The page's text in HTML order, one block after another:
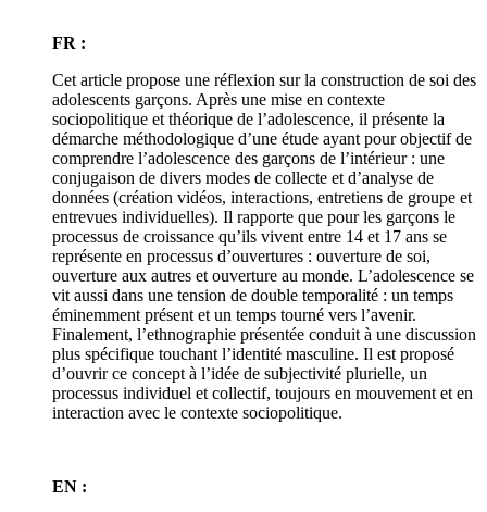
FR :
Cet article propose une réflexion sur la construction de soi des
adolescents garçons. Après une mise en contexte
sociopolitique et théorique de l’adolescence, il présente la
démarche méthodologique d’une étude ayant pour objectif de
comprendre l’adolescence des garçons de l’intérieur : une
conjugaison de divers modes de collecte et d’analyse de
données (création vidéos, interactions, entretiens de groupe et
entrevues individuelles). Il rapporte que pour les garçons le
processus de croissance qu’ils vivent entre 14 et 17 ans se
représente en processus d’ouvertures : ouverture de soi,
ouverture aux autres et ouverture au monde. L’adolescence se
vit aussi dans une tension de double temporalité : un temps
éminemment présent et un temps tourné vers l’avenir.
Finalement, l’ethnographie présentée conduit à une discussion
plus spécifique touchant l’identité masculine. Il est proposé
d’ouvrir ce concept à l’idée de subjectivité plurielle, un
processus individuel et collectif, toujours en mouvement et en
interaction avec le contexte sociopolitique.
EN :